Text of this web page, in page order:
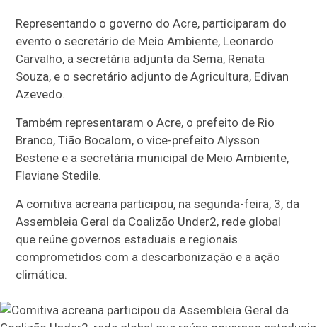
Representando o governo do Acre, participaram do
evento o secretário de Meio Ambiente, Leonardo
Carvalho, a secretária adjunta da Sema, Renata
Souza, e o secretário adjunto de Agricultura, Edivan
Azevedo.
Também representaram o Acre, o prefeito de Rio
Branco, Tião Bocalom, o vice-prefeito Alysson
Bestene e a secretária municipal de Meio Ambiente,
Flaviane Stedile.
A comitiva acreana participou, na segunda-feira, 3, da
Assembleia Geral da Coalizão Under2, rede global
que reúne governos estaduais e regionais
comprometidos com a descarbonização e a ação
climática.